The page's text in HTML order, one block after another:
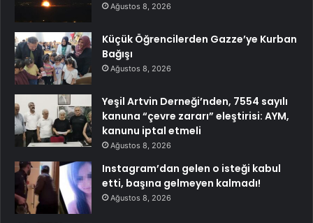
Ağustos 8, 2026
Küçük Öğrencilerden Gazze’ye Kurban
Bağışı
Ağustos 8, 2026
Yeşil Artvin Derneği’nden, 7554 sayılı
kanuna “çevre zararı” eleştirisi: AYM,
kanunu iptal etmeli
Ağustos 8, 2026
Instagram’dan gelen o isteği kabul
etti, başına gelmeyen kalmadı!
Ağustos 8, 2026